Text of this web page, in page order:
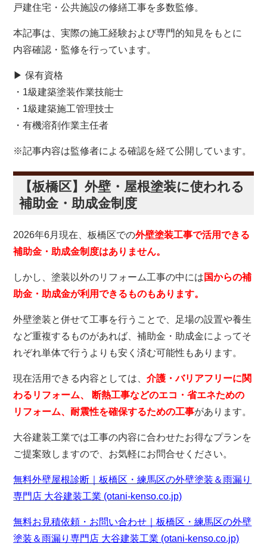
戸建住宅・公共施設の修繕工事を多数監修。
本記事は、実際の施工経験および専門的知見をもとに
内容確認・監修を行っています。
▶ 保有資格
・1級建築塗装作業技能士
・1級建築施工管理技士
・有機溶剤作業主任者
※記事内容は監修者による確認を経て公開しています。
【板橋区】外壁・屋根塗装に使われる
補助金・助成金制度
2026年6月現在、板橋区での外壁塗装工事で活用できる
補助金・助成金制度はありません。
しかし、塗装以外のリフォーム工事の中には 国からの補
助金・助成金が利用できるものもあります。
外壁塗装と併せて工事を行うことで、足場の設置や養生
など重複するものがあれば、補助金・助成金によってそ
れぞれ単体で行うよりも安く済む可能性もあります。
現在活用できる内容としては、介護・バリアフリーに関
わるリフォーム、 断熱工事などのエコ・省エネための
リフォーム、耐震性を確保するための工事があります。
大谷建装工業では工事の内容に合わせたお得なプランを
ご提案致しますので、お気軽にお問合せください。
無料外壁屋根診断｜板橋区・練馬区の外壁塗装＆雨漏り
専門店 大谷建装工業 (otani-kenso.co.jp)
無料お見積依頼・お問い合わせ｜板橋区・練馬区の外壁
塗装＆雨漏り専門店 大谷建装工業 (otani-kenso.co.jp)